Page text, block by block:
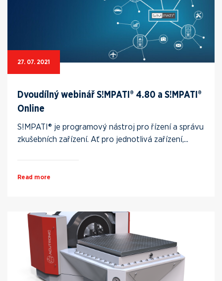
27. 07. 2021
Dvoudílný webinář S!MPATI® 4.80 a S!MPATI®
Online
S!MPATI® je programový nástroj pro řízení a správu
zkušebních zařízení. Ať pro jednotlivá zařízení,...
Read more